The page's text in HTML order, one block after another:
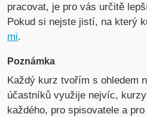
pracovat, je pro vás určitě
Pokud si nejste jistí, na který
mi.
Poznámka
Každý kurz tvořím s ohledem
účastníků využije nejvíc,
každého, pro spisovatele a